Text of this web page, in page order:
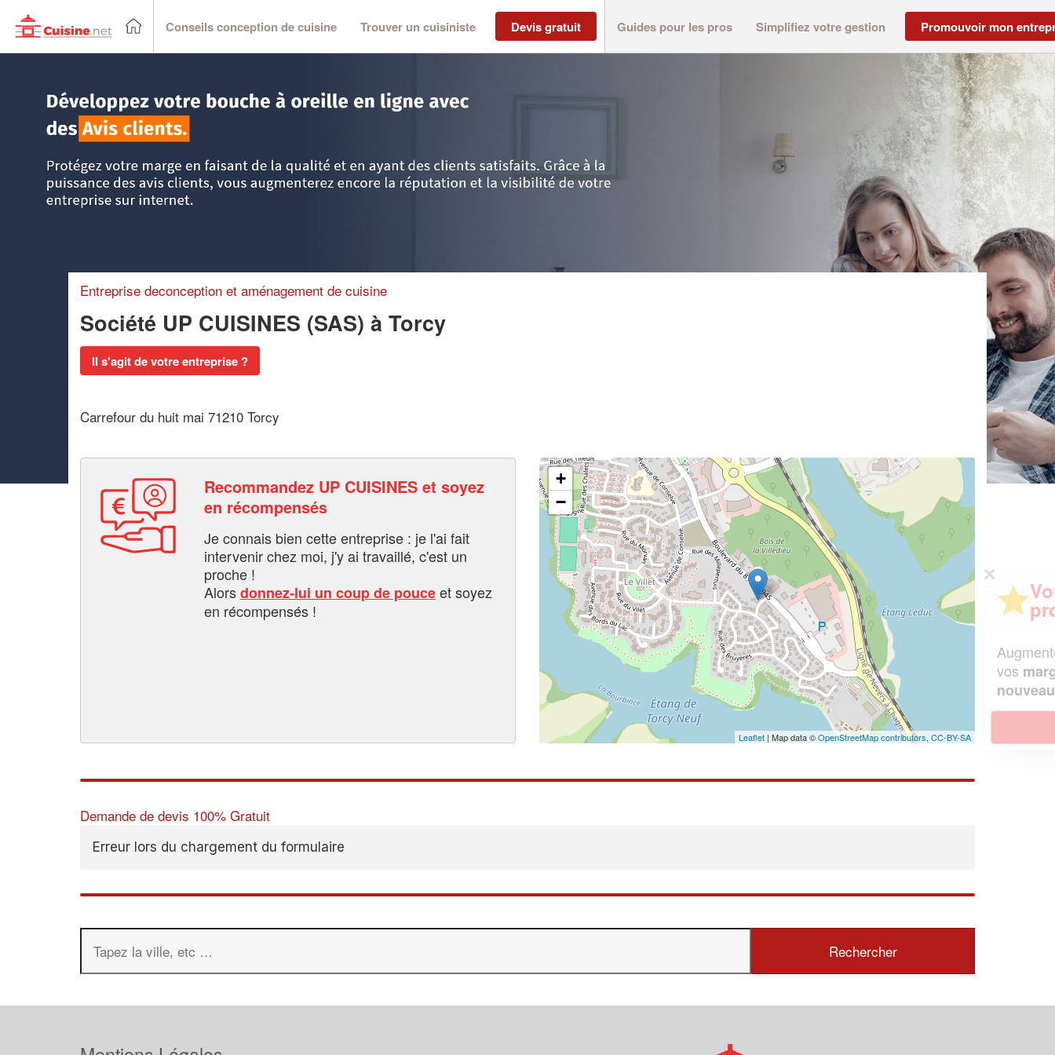
Conseils conception de cuisine Trouver un cuisiniste Devis gratuit Guides pour les pros Simplifiez votre gestion Promouvoir mon
Entreprise deconception et aménagement de cuisine
Société UP CUISINES (SAS) à Torcy
Il s'agit de votre entreprise ?
Carrefour du huit mai 71210 Torcy
Recommandez UP CUISINES et soyez
en récompensés
Je connais bien cette entreprise : je l'ai fait
intervenir chez moi, j'y ai travaillé, c'est un
proche !
Alorsdonnez-lui un coup de pouceet soyez
en récompensés !
+
−
Leaflet | Map data ©OpenStreetMap contributors, CC-BY-SA
Demande de devis 100% Gratuit
Erreur lors du chargement du formulaire
✕
Vous êtes un
professionnel ?
Augmentez votre chiffre d'affaireset
vosmargestout en gagnant de
nouveaux clients
En savoir plus